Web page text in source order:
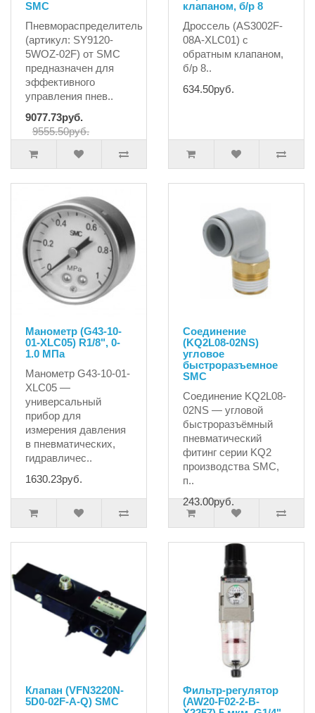
SMC
Пневмораспределитель
(артикул: SY9120-
5WOZ-02F) от SMC
предназначен для
эффективного
управления пнев..
9077.73руб.
9555.50руб.
клапаном, б/р 8
Дроссель (AS3002F-
08A-XLC01) с
обратным клапаном,
б/р 8..
634.50руб.
Манометр (G43-10-
01-XLC05) R1/8", 0-
1.0 MПа
Манометр G43-10-01-
XLC05 —
универсальный
прибор для
измерения давления
в пневматических,
гидравличес..
1630.23руб.
Соединение
(KQ2L08-02NS)
угловое
быстроразъемное
SMC
Соединение KQ2L08-
02NS — угловой
быстроразъёмный
пневматический
фитинг серии KQ2
производства SMC,
п..
243.00руб.
Клапан (VFN3220N-
5D0-02F-A-Q) SMC
Фильтр-регулятор
(AW20-F02-2-B-